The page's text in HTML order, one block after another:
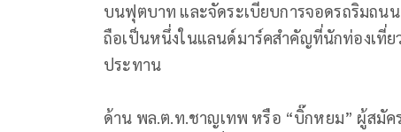
บนฟุตบาท และจัดระเบียบการจอดรถริมถน
ถือเป็นหนึ่งในแลนด์มาร์คสำคัญที่นักท่องเที่ย
ประทาน
ด้าน พล.ต.ท.ชาญเทพ หรือ “บิ๊กหยม” ผู้สมัคร